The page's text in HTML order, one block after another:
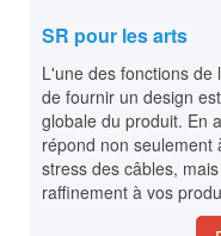
SR pour les arts
L'une des fonctions de
de fournir un design
globale du produit. En
répond non seulement
stress des câbles,
raffinement à vos